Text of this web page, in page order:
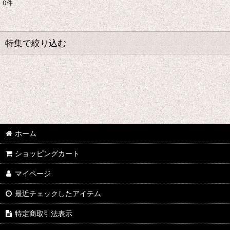
表示数:
並び順:
0件
特集で絞り込む
★☆★ galabox disx ★☆★
Adam Levy
青山陽一/Yoichi Aoyama
Undercurrent 4
石渡明廣/Akihiro Ishiwatari
イーヨ/eEyo
板倉文/Bun Itakura
今井アレクサンドル/Alexandre Imai
ホーム
ショッピングカート
マイページ
最近チェックしたアイテム
特定商取引法表示